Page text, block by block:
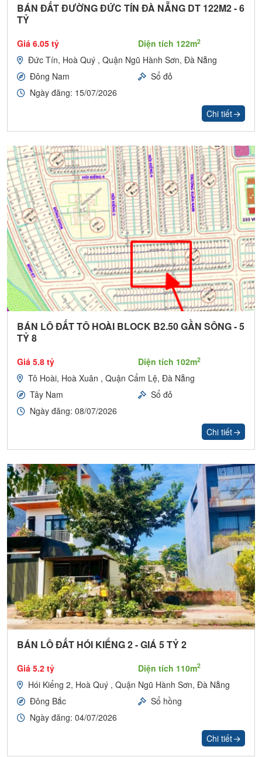
BÁN ĐẤT ĐƯỜNG ĐỨC TÍN ĐÀ NẴNG DT 122M2 - 6
TỶ
Giá 6.05 tỷ Diện tích 122m2
Đức Tín, Hoà Quý , Quận Ngũ Hành Sơn, Đà Nẵng
Đông Nam
Sổ đỏ
Ngày đăng: 15/07/2026
Chi tiết
BÁN LÔ ĐẤT TÔ HOÀI BLOCK B2.50 GẦN SÔNG - 5
TỶ 8
Giá 5.8 tỷ Diện tích 102m2
Tô Hoài, Hoà Xuân , Quận Cẩm Lệ, Đà Nẵng
Tây Nam
Sổ đỏ
Ngày đăng: 08/07/2026
Chi tiết
BÁN LÔ ĐẤT HÓI KIỂNG 2 - GIÁ 5 TỶ 2
Giá 5.2 tỷ Diện tích 110m2
Hói Kiểng 2, Hoà Quý , Quận Ngũ Hành Sơn, Đà Nẵng
Đông Bắc
Sổ hồng
Ngày đăng: 04/07/2026
Chi tiết